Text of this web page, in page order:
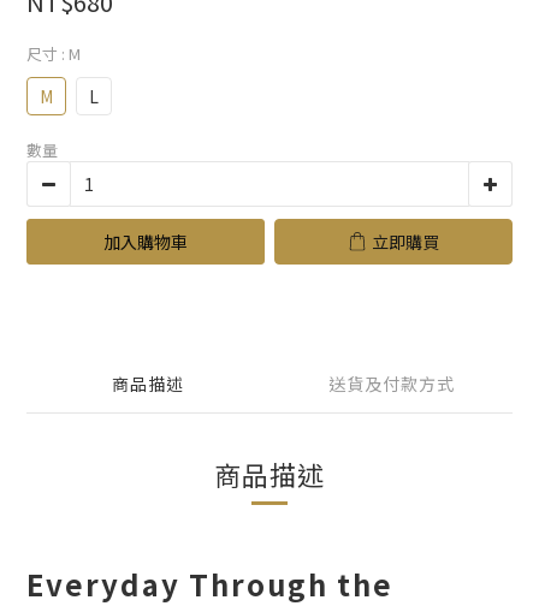
尺寸 : M
M L
數量
加入購物車 立即購買
商品描述 送貨及付款方式
商品描述
Everyday Through the